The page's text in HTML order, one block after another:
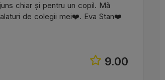
chiar și pentru un copil. Mă
de colegii mei❤️. Eva Stan❤️
9.00